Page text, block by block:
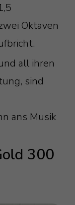
Oktaven
all ihren
sind
ans Musik
300